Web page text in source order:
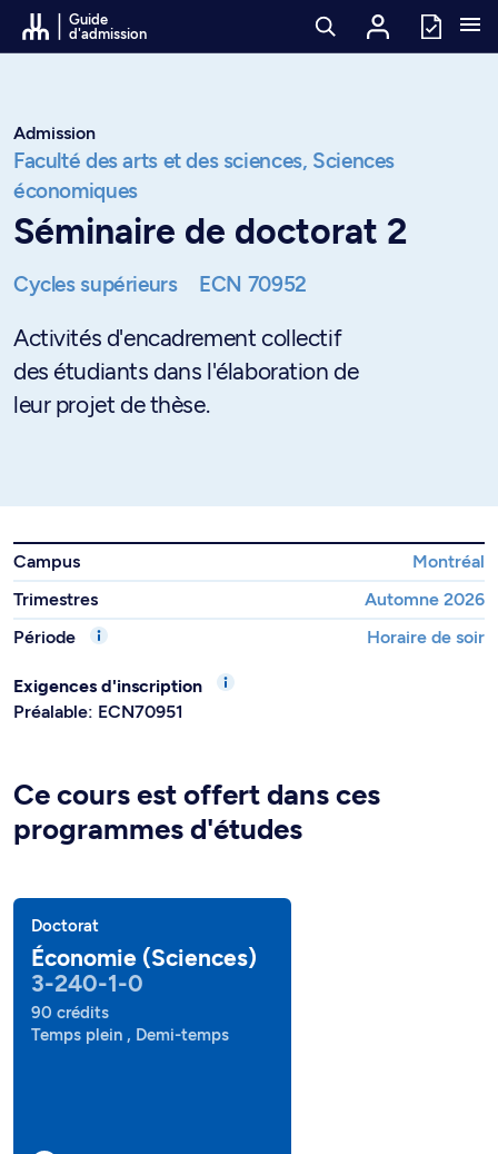
Passer au contenu
Guide
d'admission
Admission
Faculté des arts et des sciences, Sciences
économiques
Séminaire de doctorat 2
Cycles supérieurs ECN 70952
Activités d'encadrement collectif
des étudiants dans l'élaboration de
leur projet de thèse.
Campus
Montréal
Trimestres
Automne 2026
Période
Horaire de soir
Exigences d'inscription
Préalable: ECN70951
Ce cours est offert dans ces
programmes d'études
Doctorat
Économie (Sciences)
3-240-1-0
90 crédits
Temps plein , Demi-temps